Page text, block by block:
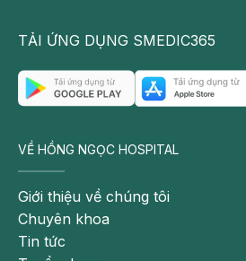
TẢI ỨNG DỤNG SMEDIC365
VỀ HỒNG NGỌC HOSPITAL
Giới thiệu về chúng tôi
Chuyên khoa
Tin tức